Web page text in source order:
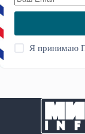
Я принимаю